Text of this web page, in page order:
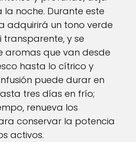
noche. Durante este
adquirirá un tono verde
transparente, y se
aromas que van desde
hasta lo cítrico y
puede durar en
tres días en frío;
renueva los
conservar la potencia
activos.